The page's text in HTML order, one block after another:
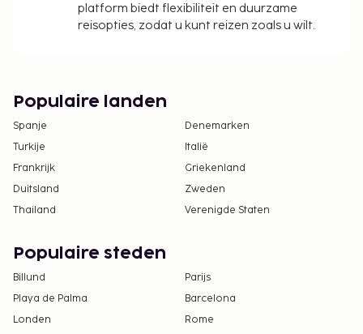
platform biedt flexibiliteit en duurzame
reisopties, zodat u kunt reizen zoals u wilt.
Populaire landen
Spanje
Denemarken
Turkije
Italië
Frankrijk
Griekenland
Duitsland
Zweden
Thailand
Verenigde Staten
Populaire steden
Billund
Parijs
Playa de Palma
Barcelona
Londen
Rome